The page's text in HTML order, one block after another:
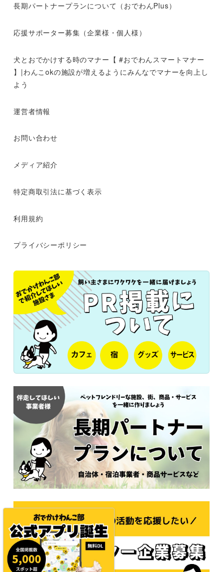
長期パートナープランについて（おでわんPlus）
応援サポーター募集（企業様・個人様）
犬とおでかけする時のマナー【 #おでわんスマートマナー
】|わんこokの施設が増えるようにみんなでマナーを向上し
よう
運営者情報
お問い合わせ
メディア紹介
特定商取引法に基づく表示
利用規約
プライバシーポリシー